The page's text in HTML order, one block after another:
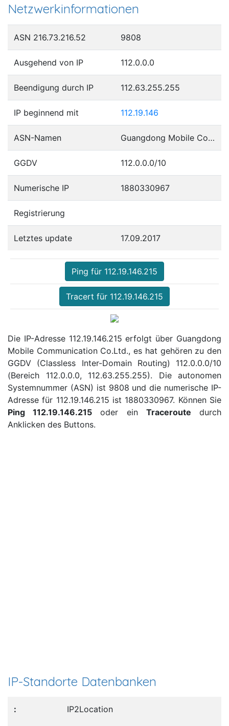
Netzwerkinformationen
ASN 216.73.216.52 9808
Ausgehend von IP 112.0.0.0
Beendigung durch IP 112.63.255.255
IP beginnend mit 112.19.146
ASN-Namen Guangdong Mobile Communication Co.Ltd.
GGDV 112.0.0.0/10
Numerische IP 1880330967
Registrierung
Letztes update 17.09.2017
Ping für 112.19.146.215
Tracert für 112.19.146.215
Die IP-Adresse 112.19.146.215 erfolgt über Guangdong
Mobile Communication Co.Ltd., es hat gehören zu den
GGDV (Classless Inter-Domain Routing) 112.0.0.0/10
(Bereich 112.0.0.0, 112.63.255.255). Die autonomen
Systemnummer (ASN) ist 9808 und die numerische IP-
Adresse für 112.19.146.215 ist 1880330967. Können Sie
Ping 112.19.146.215 oder ein Traceroute durch
Anklicken des Buttons.
IP-Standorte Datenbanken
IP2Location